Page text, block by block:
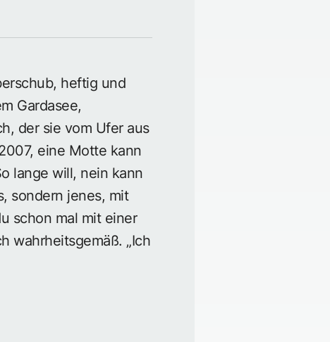
heftig und
Gardasee,
der sie vom Ufer aus
eine Motte kann
lange will, nein kann
sondern jenes, mit
schon mal mit einer
wahrheitsgemäß. „Ich